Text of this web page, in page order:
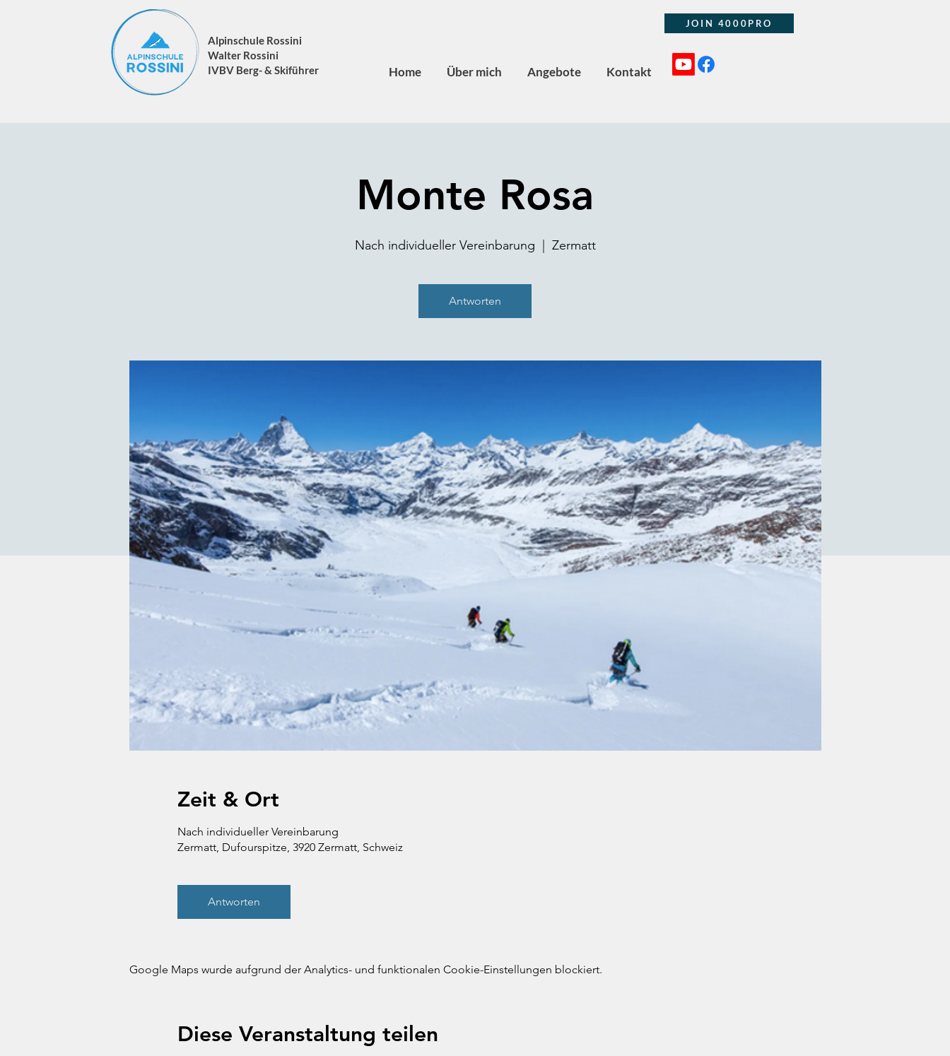
JOIN 4000PRO
Alpinschule Rossini
Walter Rossini
IVBV Berg- & Skiführer
Home Über mich Angebote Kontakt
Monte Rosa
Nach individueller Vereinbarung Zermatt
Antworten
Zeit & Ort
Nach individueller Vereinbarung
Zermatt, Dufourspitze, 3920 Zermatt, Schweiz
Antworten
Google Maps wurde aufgrund der Analytics- und funktionalen Cookie-Einstellungen blockiert.
Diese Veranstaltung teilen